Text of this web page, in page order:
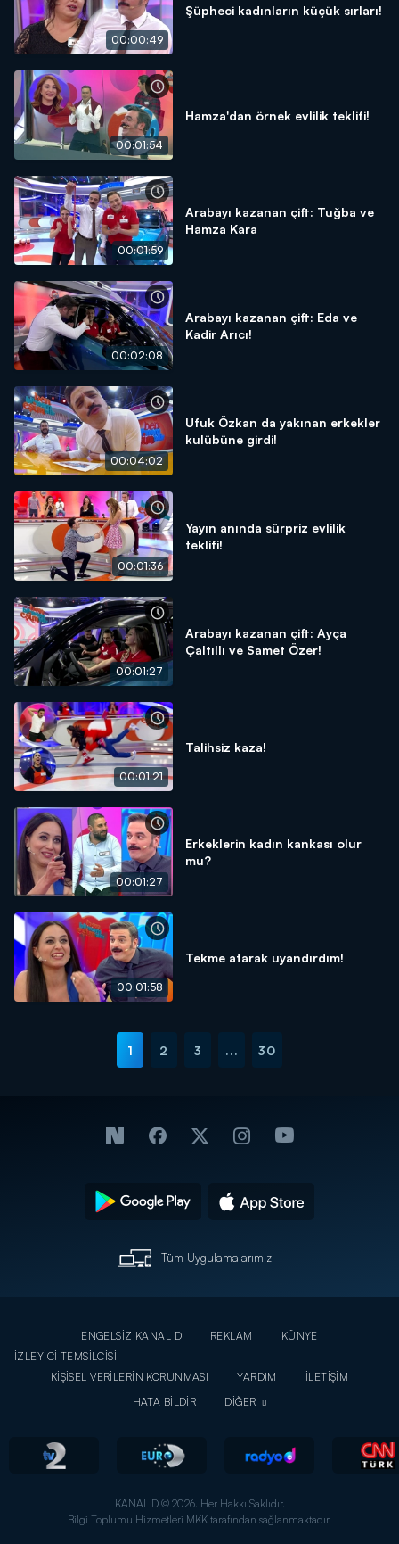
00:00:49
Şüpheci kadınların küçük sırları!
00:01:54
Hamza'dan örnek evlilik teklifi!
00:01:59
Arabayı kazanan çift: Tuğba ve
Hamza Kara
00:02:08
Arabayı kazanan çift: Eda ve
Kadir Arıcı!
00:04:02
Ufuk Özkan da yakınan erkekler
kulübüne girdi!
00:01:36
Yayın anında sürpriz evlilik
teklifi!
00:01:27
Arabayı kazanan çift: Ayça
Çaltıllı ve Samet Özer!
00:01:21
Talihsiz kaza!
00:01:27
Erkeklerin kadın kankası olur
mu?
00:01:58
Tekme atarak uyandırdım!
1 2 3 ... 30
Tüm Uygulamalarımız
ENGELSİZ KANAL D REKLAM
KÜNYE
İZLEYİCİ TEMSİLCİSİ
KİŞİSEL VERİLERİN KORUNMASI
YARDIM
İLETİŞİM
HATA BİLDİR
DİĞER
KANAL D © 2026. Her Hakkı Saklıdır.
Bilgi Toplumu Hizmetleri MKK tarafından sağlanmaktadır.